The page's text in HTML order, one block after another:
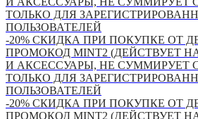
ТОЛЬКО ДЛЯ
ПОЛЬЗОВАТЕЛЕЙ
-20% СКИДКА ПРИ ПОКУПКЕ ОТ
ПРОМОКОД MINT2 (ДЕЙСТВУЕТ
И АКСЕССУАРЫ, НЕ СУММИРУЕТ
ТОЛЬКО ДЛЯ
ПОЛЬЗОВАТЕЛЕЙ
-20% СКИДКА ПРИ ПОКУПКЕ ОТ
ПРОМОКОД MINT2 (ДЕЙСТВУЕТ